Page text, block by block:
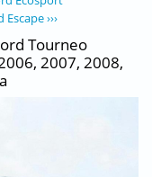
›››
Tourneo
2007, 2008,